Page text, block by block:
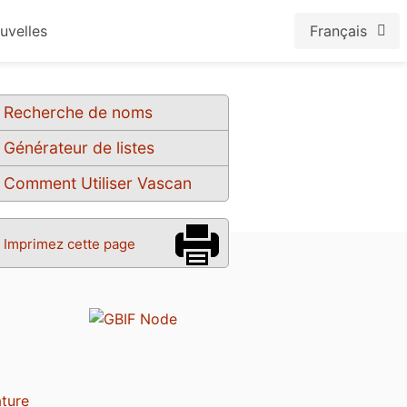
Français
Recherche de noms
Générateur de listes
Comment Utiliser Vascan
Imprimez cette page